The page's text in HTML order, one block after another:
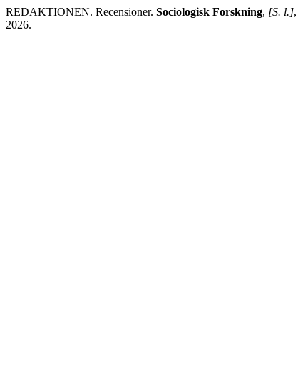
REDAKTIONEN. Recensioner. Sociologisk Forskning, [S. l.]
2026.